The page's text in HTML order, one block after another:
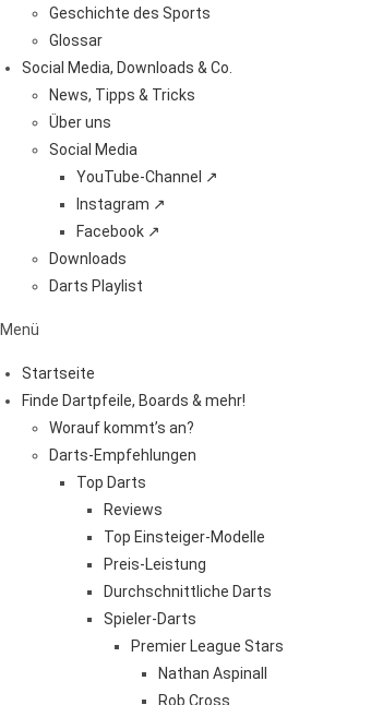
Geschichte des Sports
Glossar
Social Media, Downloads & Co.
News, Tipps & Tricks
Über uns
Social Media
YouTube-Channel ↗
Instagram ↗
Facebook ↗
Downloads
Darts Playlist
Menü
Startseite
Finde Dartpfeile, Boards & mehr!
Worauf kommt’s an?
Darts-Empfehlungen
Top Darts
Reviews
Top Einsteiger-Modelle
Preis-Leistung
Durchschnittliche Darts
Spieler-Darts
Premier League Stars
Nathan Aspinall
Rob Cross